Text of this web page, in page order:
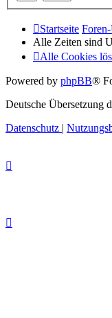
Startseite
Alle Zeiten sind
Alle Cookies
Powered by phpBB®
Deutsche Übersetzung
Datenschutz |